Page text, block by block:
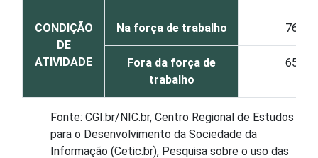
CONDIÇÃO
DE
ATIVIDADE
Na força de trabalho 76
Fora da força de
trabalho
65
Fonte: CGI.br/NIC.br, Centro Regional de Estudos
para o Desenvolvimento da Sociedade da
Informação (Cetic.br), Pesquisa sobre o uso das